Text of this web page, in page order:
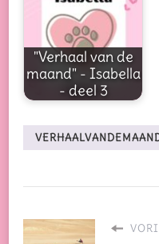
"Verhaal van de
maand" - Isabella
- deel 3